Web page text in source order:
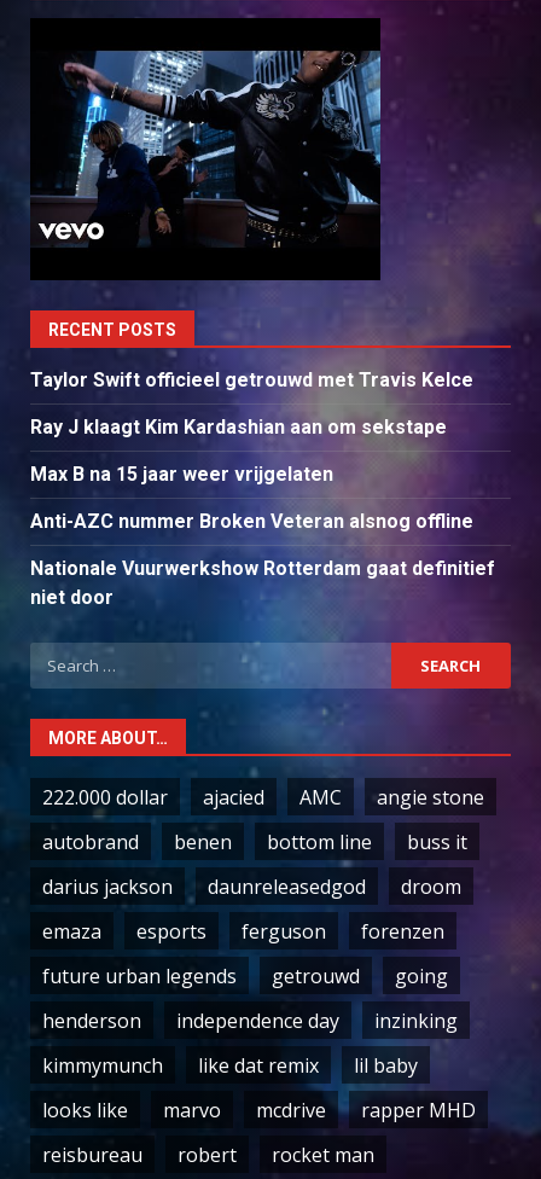
RECENT POSTS
Taylor Swift officieel getrouwd met Travis Kelce
Ray J klaagt Kim Kardashian aan om sekstape
Max B na 15 jaar weer vrijgelaten
Anti-AZC nummer Broken Veteran alsnog offline
Nationale Vuurwerkshow Rotterdam gaat definitief
niet door
Search
for:
MORE ABOUT…
222.000 dollar ajacied AMC
angie stone
autobrand
benen bottom line
buss it
darius jackson
daunreleasedgod
droom
emaza
esports ferguson
forenzen
future urban legends
getrouwd
going
henderson
independence day
inzinking
kimmymunch
like dat remix
lil baby
looks like
marvo mcdrive
rapper MHD
reisbureau
robert rocket man